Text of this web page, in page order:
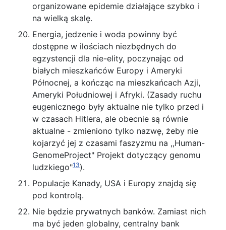
organizowane epidemie działające szybko i
na wielką skalę.
Energia, jedzenie i woda powinny być
dostępne w ilościach niezbędnych do
egzystencji dla nie-elity, poczynając od
białych mieszkańców Europy i Ameryki
Północnej, a kończąc na mieszkańcach Azji,
Ameryki Południowej i Afryki. (Zasady ruchu
eugenicznego były aktualne nie tylko przed i
w czasach Hitlera, ale obecnie są równie
aktualne - zmieniono tylko nazwę, żeby nie
kojarzyć jej z czasami faszyzmu na ,,Human-
GenomeProject" Projekt dotyczący genomu
ludzkiego"13).
Populacje Kanady, USA i Europy znajdą się
pod kontrolą.
Nie będzie prywatnych banków. Zamiast nich
ma być jeden globalny, centralny bank